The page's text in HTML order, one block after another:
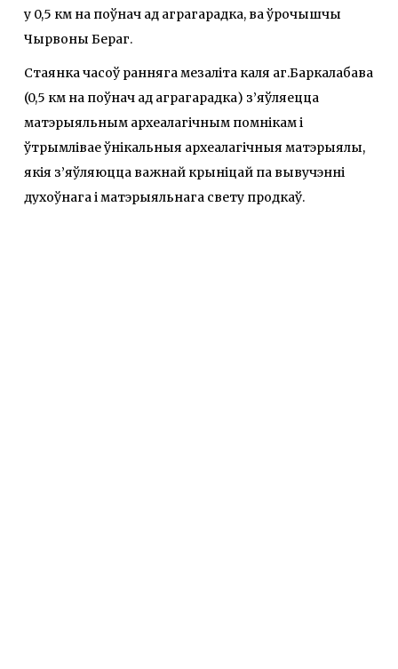
у 0,5 км на поўнач ад аграгарадка, ва ўрочышчы
Чырвоны Бераг.
Стаянка часоў ранняга мезаліта каля аг.Баркалабава
(0,5 км на поўнач ад аграгарадка) з’яўляецца
матэрыяльным археалагічным помнікам і
ўтрымлівае ўнікальныя археалагічныя матэрыялы,
якія з’яўляюцца важнай крыніцай па вывучэнні
духоўнага і матэрыяльнага свету продкаў.